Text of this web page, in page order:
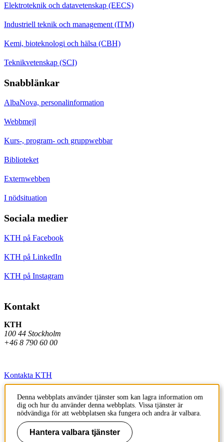
Elektroteknik och datavetenskap (EECS)
Industriell teknik och management (ITM)
Kemi, bioteknologi och hälsa (CBH)
Teknikvetenskap (SCI)
Snabblänkar
AlbaNova, personalinformation
Webbmejl
Kurs-, program- och gruppwebbar
Biblioteket
Externwebben
I nödsituation
Sociala medier
KTH på Facebook
KTH på LinkedIn
KTH på Instagram
Kontakt
KTH
100 44 Stockholm
+46 8 790 60 00
Kontakta KTH
Jobba på KTH
Press och media
Faktura och betalning KTH
Denna webbplats använder tjänster som kan lagra information om
dig och hur du använder denna webbplats. Vissa tjänster är
nödvändiga för att webbplatsen ska fungera och andra är valbara.
Hantera valbara tjänster